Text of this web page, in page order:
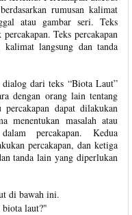
rumusan kalimat
atau gambar seri. Teks
Teks percakapan
langsung dan tanda
dari teks “Biota Laut”
dengan orang lain tentang
dapat dilakukan
menentukan masalah atau
percakapan. Kedua
percakapan, dan ketiga
tanda lain yang diperlukan
di bawah ini.
laut?"